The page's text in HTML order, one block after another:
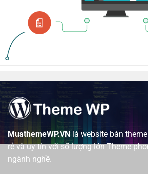
MuathemeWP.VNlà website bán
rẻ và uy tín với số lượng lớn Theme
ngành nghề.